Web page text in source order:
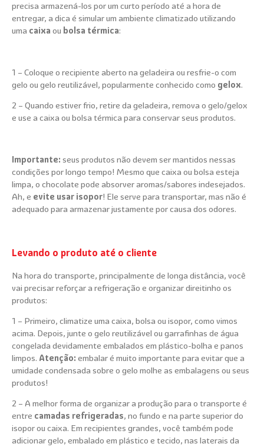
precisa armazená-los por um curto período até a hora de
entregar, a dica é simular um ambiente climatizado utilizando
uma caixa ou bolsa térmica:
1 – Coloque o recipiente aberto na geladeira ou resfrie-o com
gelo ou gelo reutilizável, popularmente conhecido como gelox.
2 – Quando estiver frio, retire da geladeira, remova o gelo/gelox
e use a caixa ou bolsa térmica para conservar seus produtos.
Importante: seus produtos não devem ser mantidos nessas
condições por longo tempo! Mesmo que caixa ou bolsa esteja
limpa, o chocolate pode absorver aromas/sabores indesejados.
Ah, e evite usar isopor! Ele serve para transportar, mas não é
adequado para armazenar justamente por causa dos odores.
Levando o produto até o cliente
Na hora do transporte, principalmente de longa distância, você
vai precisar reforçar a refrigeração e organizar direitinho os
produtos:
1 – Primeiro, climatize uma caixa, bolsa ou isopor, como vimos
acima. Depois, junte o gelo reutilizável ou garrafinhas de água
congelada devidamente embalados em plástico-bolha e panos
limpos. Atenção: embalar é muito importante para evitar que a
umidade condensada sobre o gelo molhe as embalagens ou seus
produtos!
2 – A melhor forma de organizar a produção para o transporte é
entre camadas refrigeradas, no fundo e na parte superior do
isopor ou caixa. Em recipientes grandes, você também pode
adicionar gelo, embalado em plástico e tecido, nas laterais da